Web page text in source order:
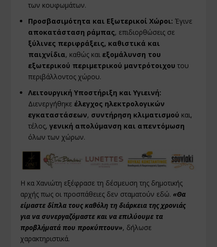
των κουφωμάτων.
Προσβασιμότητα και Εξωτερικοί Χώροι: Έγινε
αποκατάσταση ράμπας, επιδιορθώσεις σε
ξύλινες περιφράξεις, καθιστικά και
παιχνίδια, καθώς καιεξομάλυνση του
εξωτερικού περιμετρικού μαντρότοιχου του
περιβάλλοντος χώρου.
Λειτουργική Υποστήριξη και Υγιεινή:
Διενεργήθηκεέλεγχος ηλεκτρολογικών
εγκαταστάσεων, συντήρηση κλιματισμού και,
τέλος,γενική απολύμανση και απεντόμωση
όλων των χώρων.
Η κα Χανιώτη εξέφρασε τη δέσμευση της δημοτικής
αρχής πως οι προσπάθειες δεν σταματούν εδώ.«Θα
είμαστε δίπλα τους καθόλη τη διάρκεια της χρονιάς
για να συνεργαζόμαστε και να επιλύουμε τα
προβλήματά που προκύπτουν», δήλωσε
χαρακτηριστικά.